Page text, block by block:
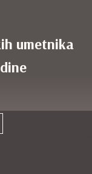
umetnika